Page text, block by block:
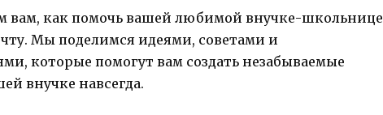
вам, как помочь вашей любимой внучке-школьнице
Мы поделимся идеями, советами и
которые помогут вам создать незабываемые
внучке навсегда.